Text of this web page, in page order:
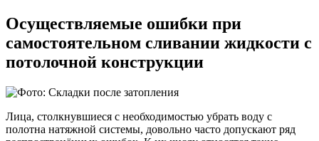
Осуществляемые ошибки при
самостоятельном сливании жидкости с
потолочной конструкции
Лица, столкнувшиеся с необходимостью убрать воду с
полотна натяжной системы, довольно часто допускают ряд